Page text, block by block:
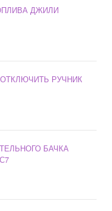
ДЖИЛИ
РУЧНИК
БАЧКА